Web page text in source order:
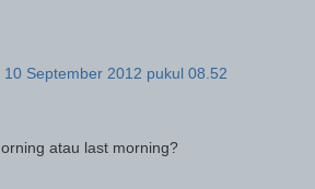
10 September 2012 pukul 08.52
atau last morning?